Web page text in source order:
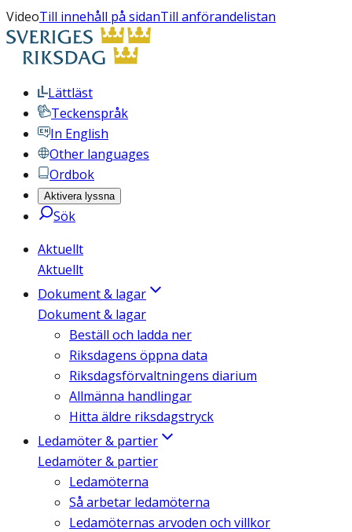
VideoTill innehåll på sidanTill anförandelistan
Lättläst
Teckenspråk
In English
Other languages
Ordbok
Aktivera lyssna
Sök
Aktuellt
Aktuellt
Dokument & lagar
Dokument & lagar
Beställ och ladda ner
Riksdagens öppna data
Riksdagsförvaltningens diarium
Allmänna handlingar
Hitta äldre riksdagstryck
Ledamöter & partier
Ledamöter & partier
Ledamöterna
Så arbetar ledamöterna
Ledamöternas arvoden och villkor